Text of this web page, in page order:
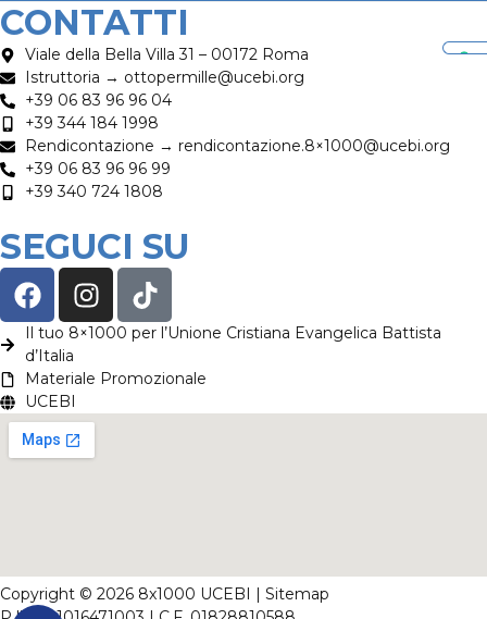
CONTATTI
Viale della Bella Villa 31 – 00172 Roma
Istruttoria → ottopermille@ucebi.org
+39 06 83 96 96 04
+39 344 184 1998
Rendicontazione → rendicontazione.8×1000@ucebi.org
+39 06 83 96 96 99
+39 340 724 1808
SEGUCI SU
Il tuo 8×1000 per l’Unione Cristiana Evangelica Battista
d’Italia
Materiale Promozionale
UCEBI
Copyright © 2026 8x1000 UCEBI | Sitemap